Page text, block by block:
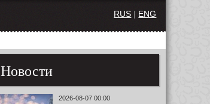
RUS | ENG
Новости
2026-08-07 00:00